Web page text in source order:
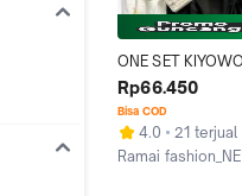
ONE SET
WANITA MOTIF
DALAMAN) / SET
SERUT CASUAL
Rp66.450
Bisa COD
4.0
21 terjual
Ramai